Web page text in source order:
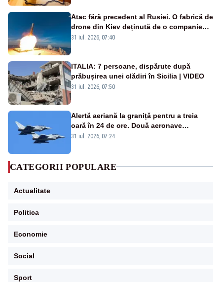
Atac fără precedent al Rusiei. O fabrică de
drone din Kiev deținută de o companie
americană, distrusă de o rachetă
31 iul. 2026, 07:40
ITALIA: 7 persoane, dispărute după
prăbușirea unei clădiri în Sicilia | VIDEO
31 iul. 2026, 07:50
Alertă aeriană la graniță pentru a treia
oară în 24 de ore. Două aeronave
Eurofighter britanice au fost ridicate de la
31 iul. 2026, 07:24
CATEGORII POPULARE
Actualitate
Politica
Economie
Social
Sport